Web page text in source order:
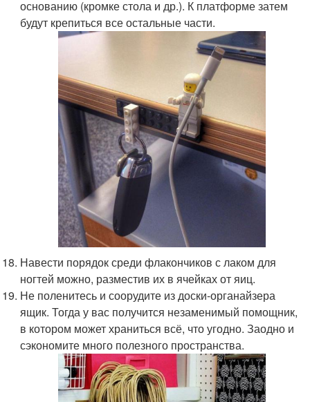
основанию (кромке стола и др.). К платформе затем
будут крепиться все остальные части.
Навести порядок среди флакончиков с лаком для
ногтей можно, разместив их в ячейках от яиц.
Не поленитесь и соорудите из доски-органайзера
ящик. Тогда у вас получится незаменимый помощник,
в котором может храниться всё, что угодно. Заодно и
сэкономите много полезного пространства.